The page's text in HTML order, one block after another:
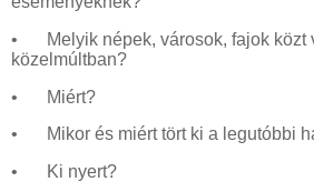
•
Melyik népek, városok, fajok közt
közelmúltban?
•
Miért?
•
Mikor és miért tört ki a legutóbbi
•
Ki nyert?